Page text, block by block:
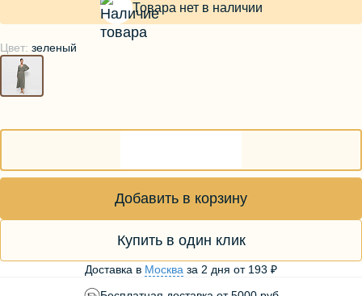
Цвет: зеленый
Товара нет в наличии
Добавить в корзину
Купить в один клик
Доставка в Москва за 2 дня от 193 ₽